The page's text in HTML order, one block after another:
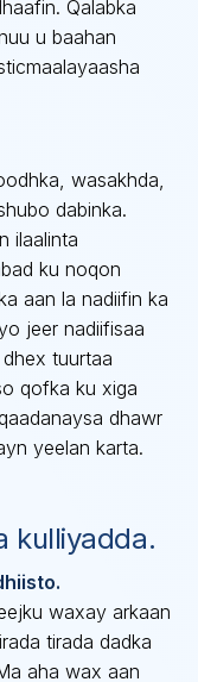
Qalabka
u baahan
wasakhda,
dabinka.
ilaalinta
ku noqon
aan la nadiifin ka
jeer nadiifisaa
tuurtaa
qofka ku xiga
dhawr
yeelan karta.
kulliyadda.
waxay arkaan
tirada dadka
aha wax aan